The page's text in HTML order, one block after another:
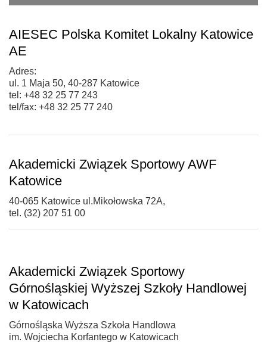
AIESEC Polska Komitet Lokalny Katowice
AE
Adres:
ul. 1 Maja 50, 40-287 Katowice
tel: +48 32 25 77 243
tel/fax: +48 32 25 77 240
Akademicki Związek Sportowy AWF
Katowice
40-065 Katowice ul.Mikołowska 72A,
tel. (32) 207 51 00
Akademicki Związek Sportowy
Górnośląskiej Wyższej Szkoły Handlowej
w Katowicach
Górnośląska Wyższa Szkoła Handlowa
im. Wojciecha Korfantego w Katowicach